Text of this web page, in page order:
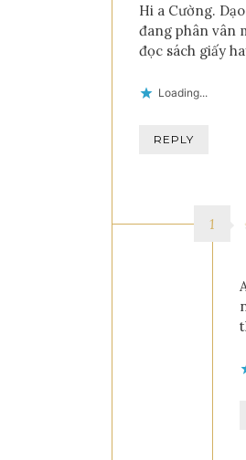
Hi a Cường.
đang phân vân
đọc sách giấy
Loading...
REPLY